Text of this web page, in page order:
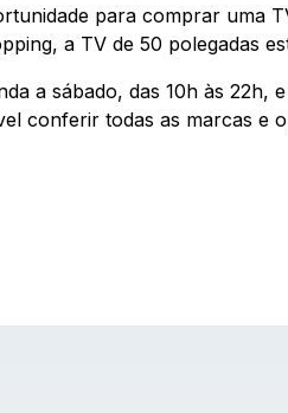
para comprar uma
a TV de 50 polegadas
a sábado, das 10h às 22h,
conferir todas as marcas e